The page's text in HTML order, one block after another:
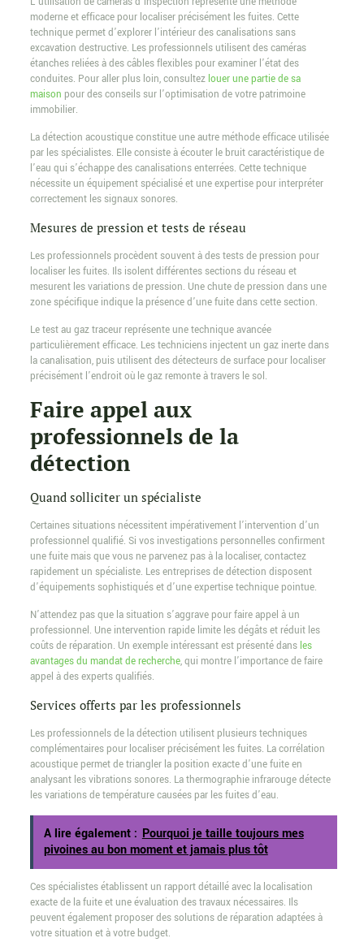
moderne et efficace pour localiser précisément les fuites. Cette
technique permet d’explorer l’intérieur des canalisations sans
excavation destructive. Les professionnels utilisent des caméras
étanches reliées à des câbles flexibles pour examiner l’état des
conduites. Pour aller plus loin, consultez louer une partie de sa
maison pour des conseils sur l’optimisation de votre patrimoine
immobilier.
La détection acoustique constitue une autre méthode efficace utilisée
par les spécialistes. Elle consiste à écouter le bruit caractéristique de
l’eau qui s’échappe des canalisations enterrées. Cette technique
nécessite un équipement spécialisé et une expertise pour interpréter
correctement les signaux sonores.
Mesures de pression et tests de réseau
Les professionnels procèdent souvent à des tests de pression pour
localiser les fuites. Ils isolent différentes sections du réseau et
mesurent les variations de pression. Une chute de pression dans une
zone spécifique indique la présence d’une fuite dans cette section.
Le test au gaz traceur représente une technique avancée
particulièrement efficace. Les techniciens injectent un gaz inerte dans
la canalisation, puis utilisent des détecteurs de surface pour localiser
précisément l’endroit où le gaz remonte à travers le sol.
Faire appel aux
professionnels de la
détection
Quand solliciter un spécialiste
Certaines situations nécessitent impérativement l’intervention d’un
professionnel qualifié. Si vos investigations personnelles confirment
une fuite mais que vous ne parvenez pas à la localiser, contactez
rapidement un spécialiste. Les entreprises de détection disposent
d’équipements sophistiqués et d’une expertise technique pointue.
N’attendez pas que la situation s’aggrave pour faire appel à un
professionnel. Une intervention rapide limite les dégâts et réduit les
coûts de réparation. Un exemple intéressant est présenté dans les
avantages du mandat de recherche, qui montre l’importance de faire
appel à des experts qualifiés.
Services offerts par les professionnels
Les professionnels de la détection utilisent plusieurs techniques
complémentaires pour localiser précisément les fuites. La corrélation
acoustique permet de triangler la position exacte d’une fuite en
analysant les vibrations sonores. La thermographie infrarouge détecte
les variations de température causées par les fuites d’eau.
A lire également : Pourquoi je taille toujours mes
pivoines au bon moment et jamais plus tôt
Ces spécialistes établissent un rapport détaillé avec la localisation
exacte de la fuite et une évaluation des travaux nécessaires. Ils
peuvent également proposer des solutions de réparation adaptées à
votre situation et à votre budget.